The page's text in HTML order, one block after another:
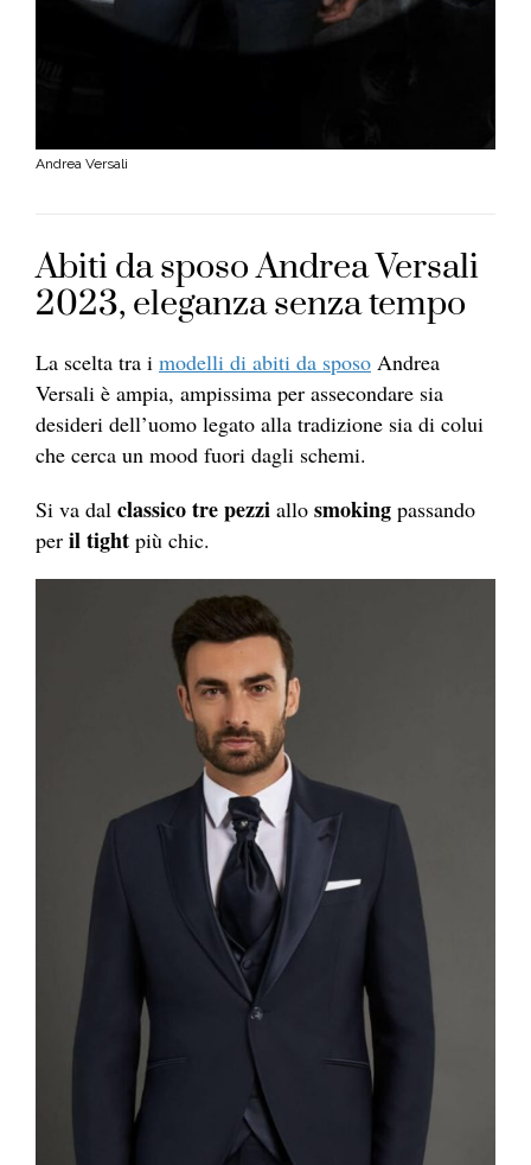
Andrea Versali
Abiti da sposo Andrea Versali
2023, eleganza senza tempo
La scelta tra i modelli di abiti da sposo Andrea
Versali è ampia, ampissima per assecondare sia
desideri dell’uomo legato alla tradizione sia di colui
che cerca un mood fuori dagli schemi.
Si va dal classico tre pezzi allo smoking passando
per il tight più chic.